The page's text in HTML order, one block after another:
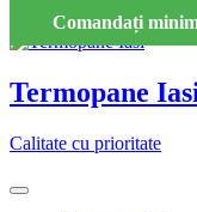
Comandați
Skip to content
Termopane
Calitate cu prioritate